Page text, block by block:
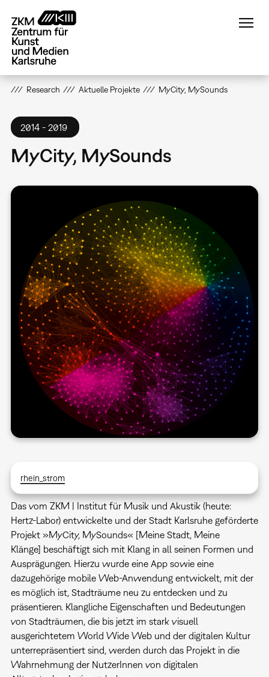
zum
Inhalt
Research Aktuelle Projekte MyCity, MySounds
2014 2019
MyCity, MySounds
rhein_strom
Das vom ZKM | Institut für Musik und Akustik (heute:
Hertz-Labor) entwickelte und der Stadt Karlsruhe geförderte
Projekt »MyCity, MySounds« [Meine Stadt, Meine
Klänge] beschäftigt sich mit Klang in all seinen Formen und
Ausprägungen. Hierzu wurde eine App sowie eine
dazugehörige mobile Web-Anwendung entwickelt, mit der
es möglich ist, Stadträume neu zu entdecken und zu
präsentieren. Klangliche Eigenschaften und Bedeutungen
von Stadträumen, die bis jetzt im stark visuell
ausgerichtetem World Wide Web und der digitalen Kultur
unterrepräsentiert sind, werden durch das Projekt in die
Wahrnehmung der NutzerInnen von digitalen